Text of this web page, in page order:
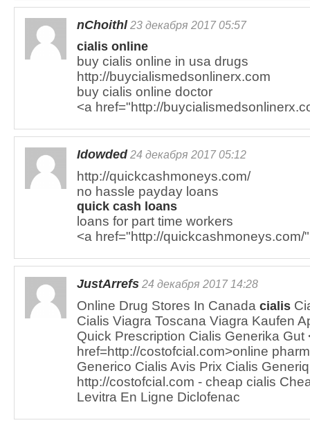
nChoithl23 декабря 2017 05:57
cialis online
buy cialis online in usa drugs
http://buycialismedsonlinerx.com
buy cialis online doctor
<a href="http://
Idowded24 декабря 2017 05:12
http://quickcashmoneys.com/
no hassle payday loans
quick cash loans
loans for part time workers
<a href="http://
JustArrefs 24 декабря 2017 14:28
Online Drug Stores In Canada cialis
Cialis Viagra Toscana Viagra Kaufen
Quick Prescription Cialis Generika Gut
href=http://costofcial.com>online
Generico Cialis Avis Prix Cialis
http://costofcial.com - cheap cialis
Levitra En Ligne Diclofenac